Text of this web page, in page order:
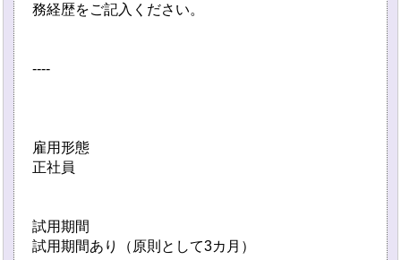
務経歴をご記入ください。
----
雇用形態
正社員
試用期間
試用期間あり（原則として3カ月）